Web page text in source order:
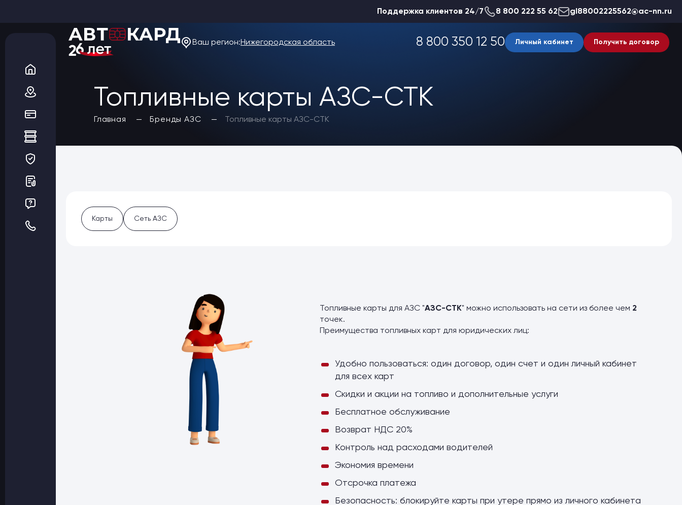
Поддержка клиентов 24/7 8 800 222 55 62 gl88002225562@ac-nn.ru
Ваш регион:Нижегородская область 8 800 350 12 50 Личный кабинет Получить договор
Топливные карты АЗС-СТК
Главная Бренды АЗС Топливные карты АЗС-СТК
Карты Сеть АЗС
Топливные карты для АЗС "АЗС-СТК" можно использовать на сети из более чем 2
точек.
Преимущества топливных карт для юридических лиц:
Удобно пользоваться: один договор, один счет и один личный кабинет
для всех карт
Скидки и акции на топливо и дополнительные услуги
Бесплатное обслуживание
Возврат НДС 20%
Контроль над расходами водителей
Экономия времени
Отсрочка платежа
Безопасность: блокируйте карты при утере прямо из личного кабинета
О компании
Акции
Благотворительность
Статьи
Топливные карты
Заказать карты
Получить выгоду
Регионы
Бренды АЗС
Шиномонтаж
Оптовые поставки
Электронные перевозочные документы